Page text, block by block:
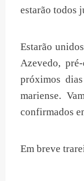
estarão todos
Estarão
Azevedo,
próximos
mariense.
confirmados
Em breve